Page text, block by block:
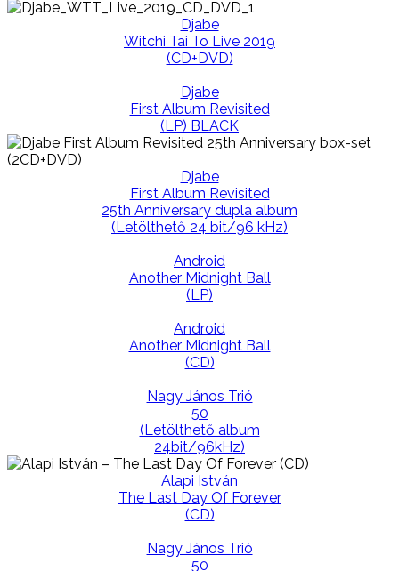
Djabe
Witchi Tai To Live 2019
(CD+DVD)
Djabe
First Album Revisited
(LP) BLACK
Djabe
First Album Revisited
25th Anniversary dupla album
(Letölthető 24 bit/96 kHz)
Android
Another Midnight Ball
(LP)
Android
Another Midnight Ball
(CD)
Nagy János Trió
50
(Letölthető album
24bit/96kHz)
Alapi István
The Last Day Of Forever
(CD)
Nagy János Trió
50